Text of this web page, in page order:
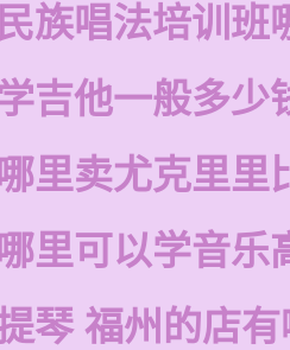
族唱法培训班
吉他一般多少
里卖尤克里里
里可以学音乐
琴 福州的店